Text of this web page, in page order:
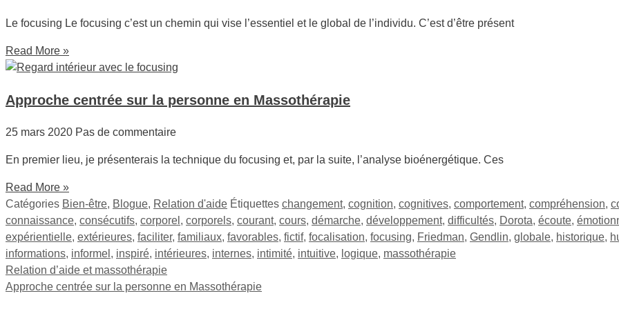
Le focusing Le focusing c’est un chemin qui vise l’essentiel et le global de l’individu. C’est d’être présent
Read More »
Approche centrée sur la personne en Massothérapie
25 mars 2020 Pas de commentaire
En premier lieu, je présenterais la technique du focusing et, par la suite, l’analyse bioénergétique. Ces
Read More »
Catégories Bien-être, Blogue, Relation d'aide Étiquettes changement, cognition, cognitives, comportement, compréhension,
connaissance, consécutifs, corporel , corporels, courant, cours, démarche, développement, difficultés, Dorota, écoute,
expérientielle, extérieures, faciliter, familiaux, favorables, fictif, focalisation, focusing, Friedman, Gendlin, globale, historique,
informations, informel , inspiré, intérieures, internes, intimité, intuitive, logique, massothérapie
Relation d’aide et massothérapie
Approche centrée sur la personne en Massothérapie